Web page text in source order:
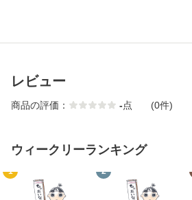
レビュー
商品の評価： -点 (0件)
ウィークリーランキング
1 2